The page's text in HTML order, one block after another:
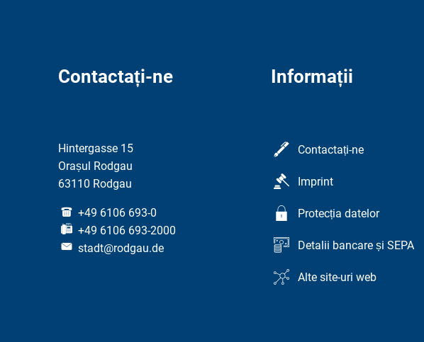
Contactați-ne
Hintergasse 15
Orașul Rodgau
63110 Rodgau
+49 6106 693-0
+49 6106 693-2000
stadt@rodgau.de
Informații
Contactați-ne
Imprint
Protecția datelor
Detalii bancare și SEPA
Alte site-uri web